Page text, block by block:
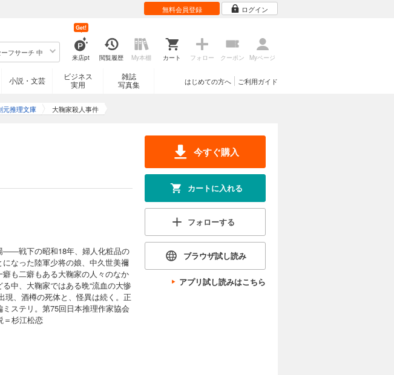
無料会員登録 ログイン
ーフサーチ 中
来店pt
Get!
閲覧履歴 My本棚 カート フォロー クーポン Myページ
小説・文芸
ビジネス
実用
雑誌
写真集
ご利用ガイド
はじめての方へ
元推理文庫 大鞠家殺人事件
――戦下の昭和18年、婦人化粧品の
なった陸軍少将の娘、中久世美禰
も二癖もある大鞠家の人々のなか
中、大鞠家ではある晩“流血の大惨
現、酒樽の死体と、怪異は続く。正
ステリ。第75回日本推理作家協会
＝杉江松恋
今すぐ購入
カートに入れる
フォローする
ブラウザ試し読み
アプリ試し読みはこちら